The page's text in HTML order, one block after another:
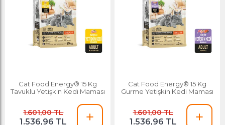
Cat Food Energy® 15 Kg
Tavuklu Yetişkin Kedi Maması
1.601,00 TL
1.536,96 TL
Cat Food Energy® 15 Kg
Gurme Yetişkin Kedi Maması
1.601,00 TL
1.536,96 TL